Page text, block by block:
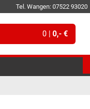
Tel. Wangen: 07522 93020
0 | 0,- €